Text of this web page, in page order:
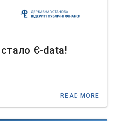
стало Є-data!
READ MORE